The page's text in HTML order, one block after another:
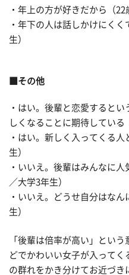
・年上の方が好きだから（22
・年下の人は話しかけにく
生）
■その他
・はい。後輩と恋愛すると
しくなることに期待している
・はい。新しく入ってくる
生）
・いいえ。後輩はみんなに
／大学3年生）
・いいえ。どうせ自分はな
生）
「後輩は倍率が高い」とい
どでかわいい女子が入ってく
の群れをかき分けてお近づき